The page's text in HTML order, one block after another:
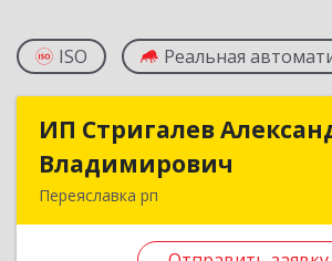
ISO Реальная
ИП Стригалев
Владимирович
Переяславка рп
ИП Стригалев
Переяславка рп, Ленина